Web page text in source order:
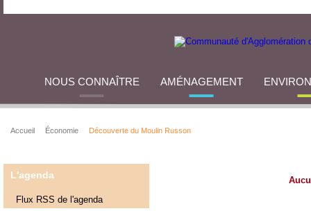
NOUS CONNAÎTRE AMÉNAGEMENT
Accueil Économie Découverte du Moulin Russon
L'agenda
Flux RSS de l'agenda